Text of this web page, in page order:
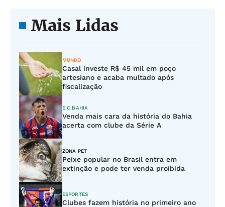
Mais Lidas
MUNDO
Casal investe R$ 45 mil em poço
artesiano e acaba multado após
fiscalização
E.C.BAHIA
Venda mais cara da história do Bahia
acerta com clube da Série A
ZONA PET
Peixe popular no Brasil entra em
extinção e pode ter venda proibida
ESPORTES
Clubes fazem história no primeiro ano